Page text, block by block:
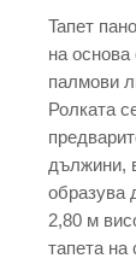
Taпет
на
палмови
Ролката
дължини,
образува
2,80 м
тапета на